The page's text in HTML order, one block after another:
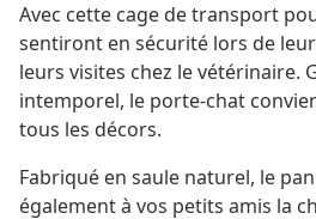
Avec cette cage de transport
sentiront en sécurité lors de
leurs visites chez le vétérinaire.
intemporel, le porte-chat
tous les décors.
Fabriqué en saule naturel, le
également à vos petits amis la